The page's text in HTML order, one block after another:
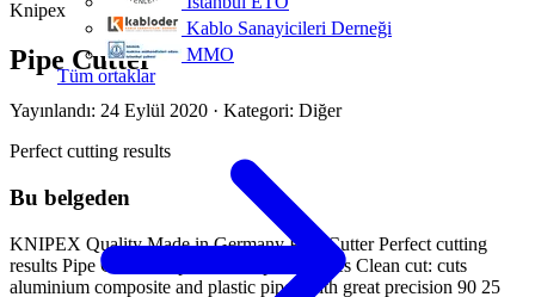
Kablo Sanayicileri Derneği
MMO
Tüm ortaklar
Knipex
Pipe Cutter
Yayınlandı: 24 Eylül 2020 · Kategori: Diğer
Perfect cutting results
Bu belgeden
KNIPEX Quality Made in Germany Pipe Cutter Perfect cutting
results Pipe Cutter for plastic composite pipes Clean cut: cuts
aluminium composite and plastic pipes with great precision 90 25